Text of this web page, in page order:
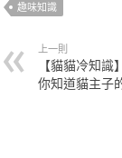
趣味知識
上一則
【貓貓冷知識
你知道貓主子